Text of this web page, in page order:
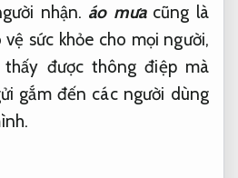
nhận. áo mưacũng là
vệ sức khỏe cho mọi người,
được thông điệp mà
gắm đến các người dùng